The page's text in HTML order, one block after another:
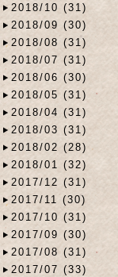
2018/10 (31)
2018/09 (30)
2018/08 (31)
2018/07 (31)
2018/06 (30)
2018/05 (31)
2018/04 (31)
2018/03 (31)
2018/02 (28)
2018/01 (32)
2017/12 (31)
2017/11 (30)
2017/10 (31)
2017/09 (30)
2017/08 (31)
2017/07 (33)